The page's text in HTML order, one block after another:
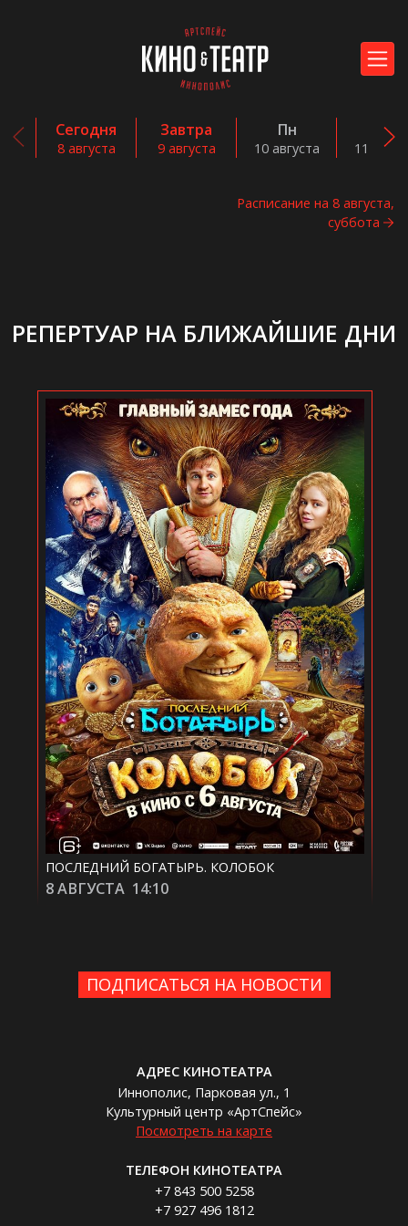
Сегодня
8 августа
Завтра
9 августа
Пн
10 августа
Вт
11
Расписание на 8 августа,
суббота
РЕПЕРТУАР НА БЛИЖАЙШИЕ ДНИ
ПОСЛЕДНИЙ БОГАТЫРЬ. КОЛОБОК
8 АВГУСТА 14:10
ПОДПИСАТЬСЯ НА НОВОСТИ
АДРЕС КИНОТЕАТРА
Иннополис, Парковая ул., 1
Культурный центр «АртСпейс»
Посмотреть на карте
ТЕЛЕФОН КИНОТЕАТРА
+7 843 500 5258
+7 927 496 1812